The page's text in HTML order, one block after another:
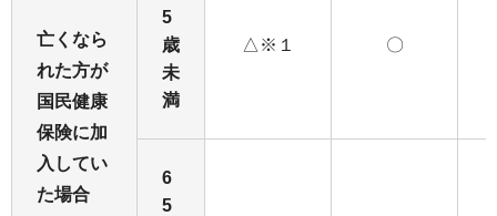
亡くなら
れた方が
国民健康
保険に加
入してい
た場合
5
歳
未
満
△※１ 〇
6
5